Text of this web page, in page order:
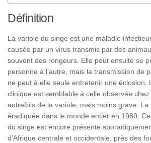
Définition
La variole du singe est une maladie
causée par un virus transmis par des
souvent des rongeurs. Elle peut ensuite se
personne à l’autre, mais la transmission de
ne peut à elle seule entretenir une éclosion.
clinique est semblable à celle observée
autrefois de la variole, mais moins grave. La
éradiquée dans le monde entier en 1980.
du singe est encore présente
d’Afrique centrale et occidentale, près des